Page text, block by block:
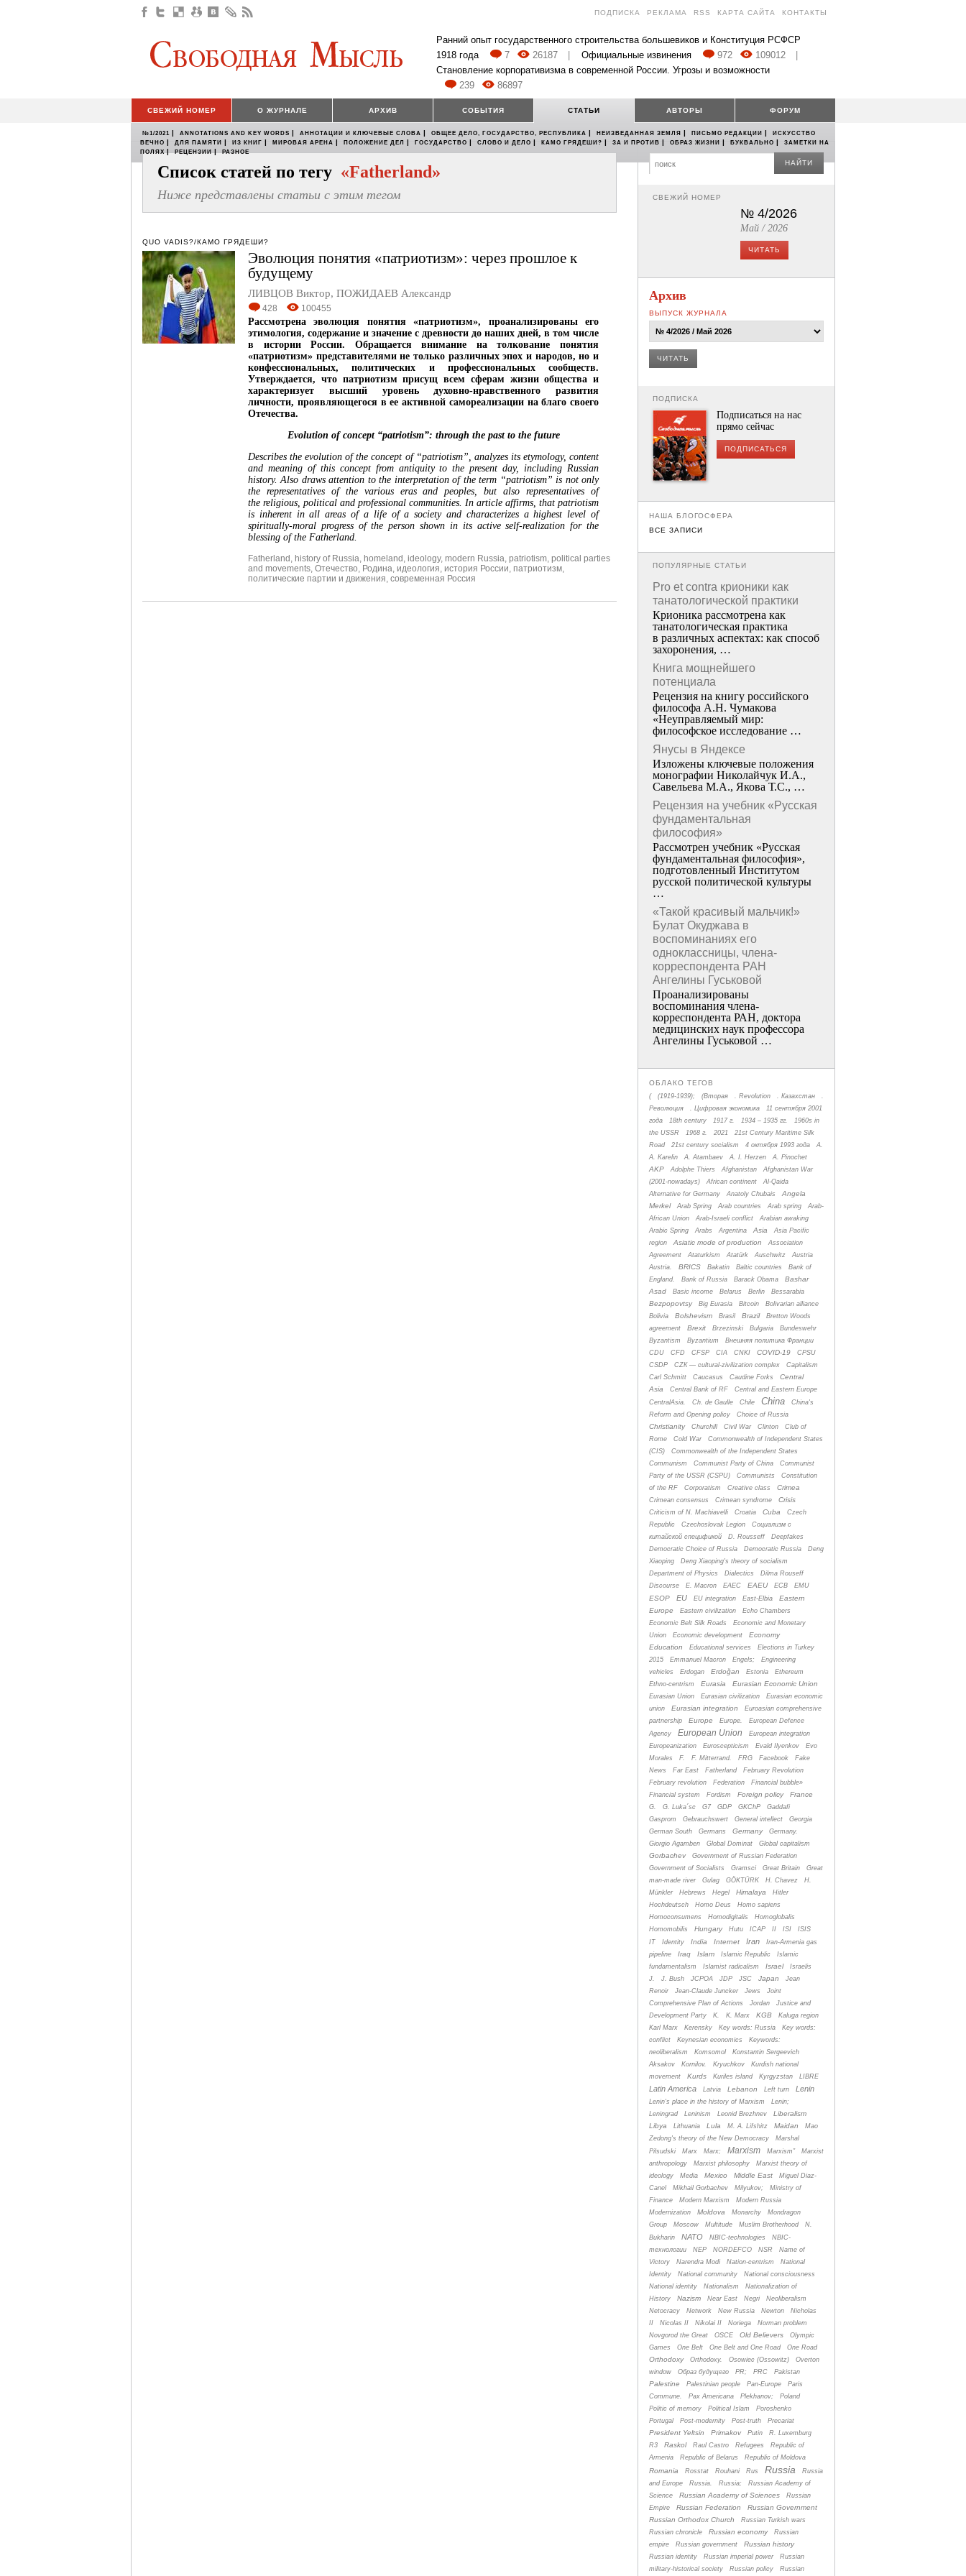
ПОДПИСКА РЕКЛАМА RSS КАРТА САЙТА КОНТАКТЫ
Ранний опыт государственного строительства большевиков и Конституция РСФСР
1918 года
7 26187 Официальные извинения 972 109012
Становление корпоративизма в современной России. Угрозы и возможности
239
86897
СВЕЖИЙ НОМЕР О ЖУРНАЛЕ АРХИВ СОБЫТИЯ СТАТЬИ АВТОРЫ ФОРУМ
№1/2021 | ANNOTATIONS AND KEY WORDS | АННОТАЦИИ И КЛЮЧЕВЫЕ СЛОВА | ОБЩЕЕ ДЕЛО, ГОСУДАРСТВО, РЕСПУБЛИКА | НЕИЗВЕДАННАЯ ЗЕМЛЯ | ПИСЬМО РЕДАКЦИИ |
ИСКУССТВО
ВЕЧНО | ДЛЯ ПАМЯТИ | ИЗ КНИГ | МИРОВАЯ АРЕНА | ПОЛОЖЕНИЕ ДЕЛ | ГОСУДАРСТВО | СЛОВО И ДЕЛО | КАМО ГРЯДЕШИ? | ЗА И ПРОТИВ | ОБРАЗ ЖИЗНИ | БУКВАЛЬНО |
ЗАМЕТКИ НА
ПОЛЯХ | РЕЦЕНЗИИ | РАЗНОЕ
Список статей по тегу «Fatherland»
Ниже представлены статьи с этим тегом
QUO VADIS?/КАМО ГРЯДЕШИ?
Эволюция понятия «патриотизм»: через прошлое к
будущему
ЛИВЦОВ Виктор, ПОЖИДАЕВ Александр
428 100455
Рассмотрена эволюция понятия «патриотизм», проанализированы его
этимология, содержание и значение с древности до наших дней, в том числе
в истории России. Обращается внимание на толкование понятия
«патриотизм» представителями не только различных эпох и народов, но и
конфессиональных, политических и профессиональных сообществ.
Утверждается, что патриотизм присущ всем сферам жизни общества и
характеризует высший уровень духовно-нравственного развития
личности, проявляющегося в ее активной самореализации на благо своего
Отечества.
Evolution of concept “patriotism”: through the past to the future
Describes the evolution of the concept of “patriotism”, analyzes its etymology, content
and meaning of this concept from antiquity to the present day, including Russian
history. Also draws attention to the interpretation of the term “patriotism” is not only
the representatives of the various eras and peoples, but also representatives of
the religious, political and professional communities. In article affirms, that patriotism
is inherent in all areas of a life of a society and characterizes a highest level of
spiritually-moral progress of the person shown in its active self-realization for the
blessing of the Fatherland.
Fatherland , history of Russia, homeland , ideology, modern Russia, patriotism, political parties
and movements, Отечество, Родина, идеология, история России, патриотизм,
политические партии и движения, современная Россия
НАЙТИ
СВЕЖИЙ НОМЕР
№ 4/2026
Май / 2026
ЧИТАТЬ
Архив
ВЫПУСК ЖУРНАЛА
ЧИТАТЬ
ПОДПИСКА
Подписаться на нас
прямо сейчас
ПОДПИСАТЬСЯ
НАША БЛОГОСФЕРА
ВСЕ ЗАПИСИ
ПОПУЛЯРНЫЕ СТАТЬИ
Pro et contra крионики как
танатологической практики
Крионика рассмотрена как
танатологическая практика
в различных аспектах: как способ
захоронения, …
Книга мощнейшего
потенциала
Рецензия на книгу российского
философа А.Н. Чумакова
«Неуправляемый мир:
философское исследование …
Янусы в Яндексе
Изложены ключевые положения
монографии Николайчук И.А.,
Савельева М.А., Якова Т.С., …
Рецензия на учебник «Русская
фундаментальная
философия»
Рассмотрен учебник «Русская
фундаментальная философия»,
подготовленный Институтом
русской политической культуры
…
«Такой красивый мальчик!»
Булат Окуджава в
воспоминаниях его
одноклассницы, члена-
корреспондента РАН
Ангелины Гуськовой
Проанализированы
воспоминания члена­
корреспондента РАН, доктора
медицинских наук профессора
Ангелины Гуськовой …
ОБЛАКО ТЕГОВ
( (1919-1939); (Вторая . Revolution . Казахстан
.
Революция
. Цифровая экономика
11 сентября 2001
года
18th century 1917 г. 1934 – 1935 гг.
1960s in
the USSR
1968 г. 2021
21st Century Maritime Silk
Road
21st century socialism 4 октября 1993 года
A.
A. Karelin
A. Atambaev A. I. Herzen A. Pinochet
AKP Adolphe Thiers Afghanistan
Afghanistan War
(2001-nowadays)
African continent
Al-Qaida
Alternative for Germany
Anatoly Chubais
Angela
Merkel
Arab Spring Arab countries Arab spring
Arab-
African Union
Arab-Israeli conflict
Arabian awaking
Arabic Spring
Arabs Argentina Asia
Asia Pacific
region
Asiatic mode of production
Association
Agreement
Ataturkism Atatürk Auschwitz
Austria
Austria.
BRICS Bakatin Baltic countries
Bank of
England.
Bank of Russia Barack Obama
Bashar
Asad
Basic income Belarus Berlin Bessarabia
Bezpopovtsy Big Eurasia Bitcoin
Bolivarian alliance
Bolivia
Bolshevism Brasil Brazil
Bretton Woods
agreement
Brexit Brzezinski Bulgaria
Bundeswehr
Byzantism
Byzantium
Bнешняя политика Франции
CDU
CFD CFSP CIA CNKI COVID-19
CPSU
CSDP
CZК — cultural-zivilization complex
Capitalism
Carl Schmitt
Caucasus Caudine Forks
Central
Asia
Central Bank of RF
Central and Eastern Europe
CentralAsia.
Ch. de Gaulle Chile China
China's
Reform and Opening policy
Choice of Russia
Christianity Churchill Civil War Clinton
Club of
Rome
Cold War
Commonwealth of Independent States
(CIS)
Commonwealth of the Independent States
Communism
Communist Party of China
Communist
Party of the USSR (CSPU)
Communists
Constitution
of the RF
Corporatism Creative class Crimea
Crimean consensus Crimean syndrome Crisis
Criticism of N. Machiavelli Croatia Cuba
Czech
Republic
Czechoslovak Legion
Cоциализм с
китайской спецификой
D. Rousseff
Deepfakes
Democratic Choice of Russia
Democratic Russia
Deng
Xiaoping
Deng Xiaoping's theory of socialism
Department of Physics
Dialectics
Dilma Rouseff
Discourse
E. Macron EAEC EAEU ECB EMU
ESOP EU EU integration East-Elbia
Eastern
Europe
Eastern civilization
Echo Chambers
Economic Belt Silk Roads
Economic and Monetary
Union
Economic development
Economy
Education
Educational services
Elections in Turkey
2015
Emmanuel Macron Engels;
Engineering
vehicles
Erdogan Erdoğan Estonia
Ethereum
Ethno-centrism
Eurasia Eurasian Economic Union
Eurasian Union Eurasian civilization
Eurasian economic
union
Eurasian integration
Euroasian comprehensive
partnership
Europe Europe.
European Defence
Agency
European Union
European integration
Europeanization
Euroscepticism Evald Ilyenkov
Evo
Morales
F. F. Mitterrand. FRG Facebook
Fake
News
Far East Fatherland
February Revolution
February revolution
Federation
Financial bubble»
Financial system
Fordism Foreign policy France
G. G. Luka´sc G7 GDP GKChP
Gaddafi
Gasprom
Gebrauchswert General intellect
Georgia
German South
Germans Germany
Germany.
Giorgio Agamben
Global Dominat Global capitalism
Gorbachev
Government of Russian Federation
Government of Socialists
Gramsci Great Britain
Great
man-made river
Gulag GÖKTÜRK H. Chavez
H.
Münkler
Hebrews Hegel Himalaya
Hitler
Hochdeutsch
Homo Deus
Homo sapiens
Homoconsumens
Homodigitalis
Homoglobalis
Homomobilis
Hungary Hutu ICAP II ISI
ISIS
IT
Identity India Internet Iran
Iran-Armenia gas
pipeline
Iraq Islam Islamic Republic
Islamic
fundamentalism
Islamist radicalism Israel
Israelis
J.
J. Bush JCPOA JDP JSC Japan
Jean
Renoir
Jean-Claude Juncker Jews
Joint
Comprehensive Plan of Actions
Jordan
Justice and
Development Party
K. K. Marx KGB
Kaluga region
Karl Marx
Kerensky Key words: Russia
Key words:
conflict
Keynesian economics
Keywords:
neoliberalism
Komsomol
Konstantin Sergeevich
Aksakov
Kornilov. Kryuchkov
Kurdish national
movement
Kurds Kuriles island Kyrgyzstan LIBRE
Latin America Latvia Lebanon Left turn Lenin
Lenin's place in the history of Marxism
Lenin;
Leningrad
Leninism Leonid Brezhnev
Liberalism
Libya
Lithuania Lula M. A. Lifshitz Maidan
Mao
Zedong's theory of the New Democracy
Marshal
Pilsudski
Marx Marx; Marxism Marxism”
Marxist
anthropology
Marxist philosophy
Marxist theory of
ideology
Media Mexico Middle East
Miguel Diaz-
Canel
Mikhail Gorbachev Milyukov;
Ministry of
Finance
Modern Marxism
Modern Russia
Modernization
Moldova Monarchy
Mondragon
Group
Moscow Multitude Muslim Brotherhood
N.
Bukharin
NATO NBIC-technologies
NBIC-
технологии
NEP NORDEFCO NSR
Name of
Victory
Narendra Modi Nation-centrism
National
Identity
National community
National consciousness
National identity
Nationalism
Nationalization of
History
Nazism Near East Negri
Neoliberalism
Netocracy
Network New Russia Newton
Nicholas
II
Nicolas II Nikolai II Noriega
Norman problem
Novgorod the Great
OSCE Old Believers
Olympic
Games
One Belt One Belt and One Road One Road
Orthodoxy Orthodoxy. Osowiec (Ossowitz)
Overton
window
Oбраз будущего PR; PRC Pakistan
Palestine Palestinian people Pan-Europe
Paris
Commune.
Pax Americana Plekhanov;
Poland
Politic of memory
Political Islam
Poroshenko
Portugal
Post-modernity Post-truth Precariat
President Yeltsin Primakov Putin
R. Luxemburg
R3
Raskol Raul Castro Refugees
Republic of
Armenia
Republic of Belarus Republic of Moldova
Romania Rosstat Rouhani Rus Russia
Russia
and Europe
Russia. Russia;
Russian Academy of
Science
Russian Academy of Sciences
Russian
Empire
Russian Federation
Russian Government
Russian Orthodox Church
Russian Turkish wars
Russian chronicle
Russian economy
Russian
empire
Russian government Russian history
Russian identity Russian imperial power
Russian
military-historical society
Russian policy Russian